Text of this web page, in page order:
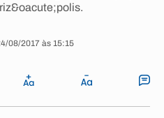
08/2017 às 15:15